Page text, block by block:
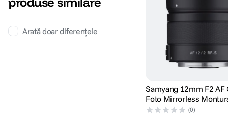
Arată doar diferențele
Samyang 12mm F2 AF
Foto Mirrorless
(0)